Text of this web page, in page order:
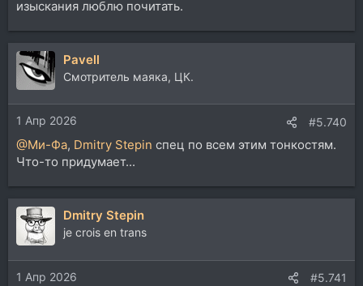
изыскания люблю почитать.
Pavell
Смотритель маяка, ЦК.
1 Апр 2026 #5.740
@Ми-Фа, Dmitry Stepin спец по всем этим тонкостям.
Что-то придумает...
Dmitry Stepin
je crois en trans
1 Апр 2026 #5.741